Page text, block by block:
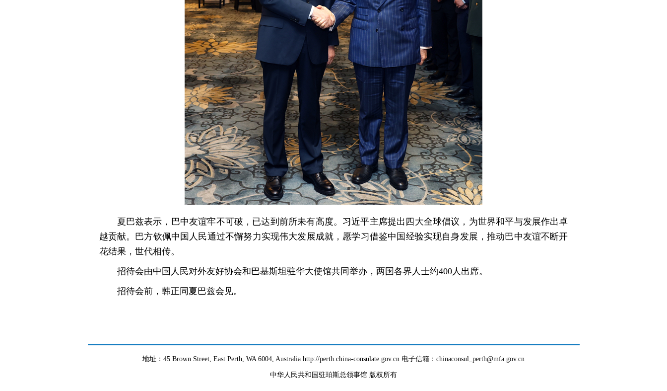
夏巴兹表示，巴中友谊牢不可破，已达到前所未有高度。习近平主席提出四大全球倡议，为世界和平与发展作出卓
越贡献。巴方钦佩中国人民通过不懈努力实现伟大发展成就，愿学习借鉴中国经验实现自身发展，推动巴中友谊不断开
花结果，世代相传。
招待会由中国人民对外友好协会和巴基斯坦驻华大使馆共同举办，两国各界人士约400人出席。
招待会前，韩正同夏巴兹会见。
地址：45 Brown Street, East Perth, WA 6004, Australia http://perth.china-consulate.gov.cn 电子信箱：chinaconsul_perth@mfa.gov.cn
中华人民共和国驻珀斯总领事馆 版权所有